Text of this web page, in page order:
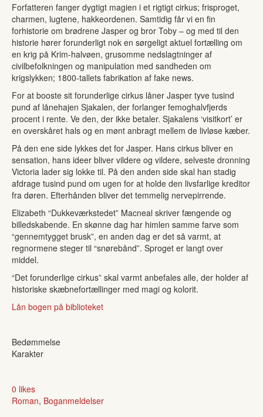
Forfatteren fanger dygtigt magien i et rigtigt cirkus; frisproget,
charmen, lugtene, hakkeordenen. Samtidig får vi en fin
forhistorie om brødrene Jasper og bror Toby – og med til den
historie hører forunderligt nok en sørgeligt aktuel fortælling om
en krig på Krim-halvøen, grusomme nedslagtninger af
civilbefolkningen og manipulation med sandheden om
krigslykken; 1800-tallets fabrikation af fake news.
For at booste sit forunderlige cirkus låner Jasper tyve tusind
pund af lånehajen Sjakalen, der forlanger femoghalvfjerds
procent i rente. Ve den, der ikke betaler. Sjakalens ‘visitkort’ er
en overskåret hals og en mønt anbragt mellem de livløse kæber.
På den ene side lykkes det for Jasper. Hans cirkus bliver en
sensation, hans ideer bliver vildere og vildere, selveste dronning
Victoria lader sig lokke til. På den anden side skal han stadig
afdrage tusind pund om ugen for at holde den livsfarlige kreditor
fra døren. Efterhånden bliver det temmelig nervepirrende.
Elizabeth “Dukkeværkstedet” Macneal skriver fængende og
billedskabende. En skønne dag har himlen samme farve som
“gennemtygget brusk”, en anden dag er det så varmt, at
regnormene steger til “snørebånd”. Sproget er langt over
middel.
“Det forunderlige cirkus” skal varmt anbefales alle, der holder af
historiske skæbnefortællinger med magi og kolorit.
Lån bogen på biblioteket
Bedømmelse
Karakter
0 likes
Roman, Boganmeldelser